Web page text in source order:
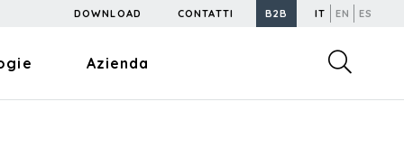
DOWNLOAD CONTATTI B2B IT EN ES
Azienda